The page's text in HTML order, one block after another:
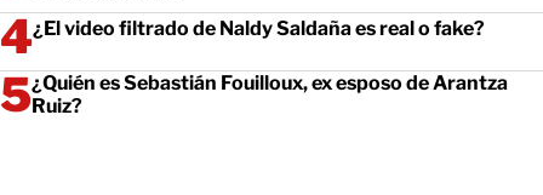
¿El video filtrado de Naldy Saldaña es real o fake?
¿Quién es Sebastián Fouilloux, ex esposo de Arantza
Ruiz?